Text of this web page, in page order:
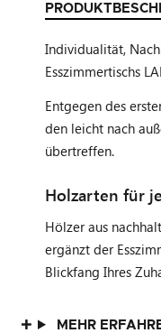
Individualität,
Esszimmertischs
Entgegen des
den leicht nach
übertreffen.
Holzarten für
Hölzer aus
ergänzt der
Blickfang Ihres
MEHR